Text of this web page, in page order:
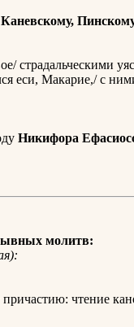
страдальческими
еси, Макарие,/ с
Никифора
молитв:
чтение